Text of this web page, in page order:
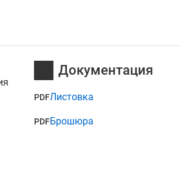
Документация
PDFЛистовка
PDFБрошюра